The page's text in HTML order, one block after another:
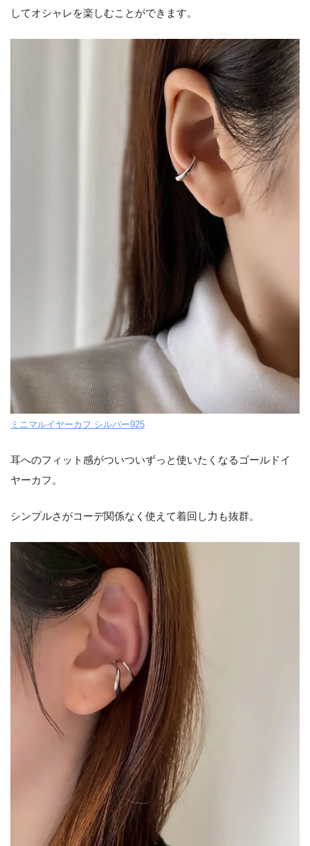
してオシャレを楽しむことができます。
ミニマルイヤーカフ シルバー925
耳へのフィット感がついついずっと使いたくなるゴールドイ
ヤーカフ。
シンプルさがコーデ関係なく使えて着回し力も抜群。